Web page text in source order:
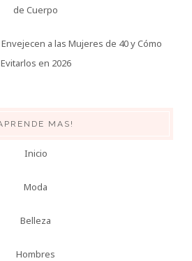
de Cuerpo
a las Mujeres de 40 y Cómo
Evitarlos en 2026
MAS!
Inicio
Moda
Belleza
Hombres